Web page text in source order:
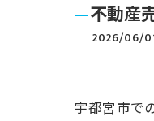
不動産
2026/06/
宇都宮市で